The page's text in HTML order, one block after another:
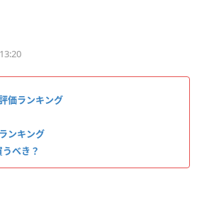
価ランキング
ンキング
べき？